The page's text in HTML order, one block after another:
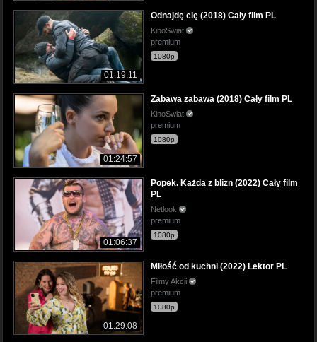
01:19:11
Odnajdę cię (2018) Cały film PL
KinoSwiat
premium
1080p
01:24:57
Zabawa zabawa (2018) Cały film PL
KinoSwiat
premium
1080p
01:06:37
Popek. Każda z blizn (2022) Cały film
PL
Netlook
premium
1080p
01:29:08
Miłość od kuchni (2022) Lektor PL
Filmy Akcji
premium
1080p